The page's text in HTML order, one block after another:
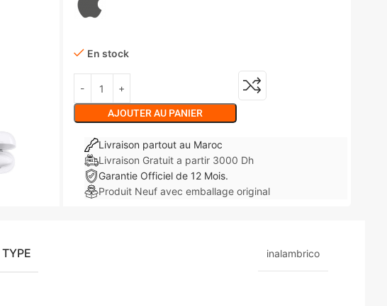
En stock
AJOUTER AU PANIER
Livraison partout au Maroc
Livraison Gratuit a partir 3000 Dh
Garantie Officiel de 12 Mois.
Produit Neuf avec emballage original
TYPE inalambrico